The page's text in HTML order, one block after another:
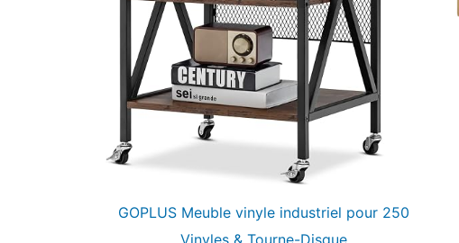
GOPLUS Meuble vinyle industriel pour 250
Vinyles & Tourne-Disque